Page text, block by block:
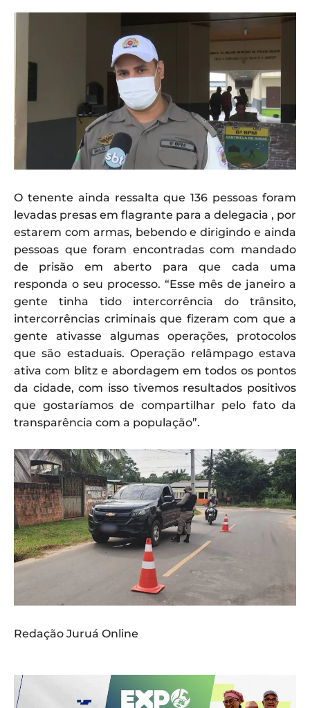
O tenente ainda ressalta que 136 pessoas foram
levadas presas em flagrante para a delegacia , por
estarem com armas, bebendo e dirigindo e ainda
pessoas que foram encontradas com mandado
de prisão em aberto para que cada uma
responda o seu processo. “Esse mês de janeiro a
gente tinha tido intercorrência do trânsito,
intercorrências criminais que fizeram com que a
gente ativasse algumas operações, protocolos
que são estaduais. Operação relâmpago estava
ativa com blitz e abordagem em todos os pontos
da cidade, com isso tivemos resultados positivos
que gostaríamos de compartilhar pelo fato da
transparência com a população”.
Redação Juruá Online